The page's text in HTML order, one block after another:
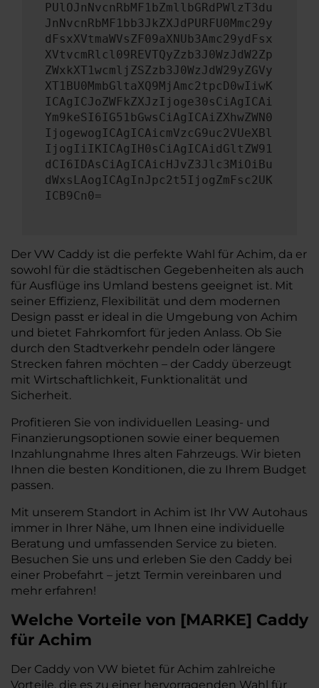
PUlOJnNvcnRbMF1bZmllbGRdPWlzT3du
JnNvcnRbMF1bb3JkZXJdPURFU0Mmc29y
dFsxXVtmaWVsZF09aXNUb3Amc29ydFsx
XVtvcmRlcl09REVTQyZzb3J0WzJdW2Zp
ZWxkXT1wcmljZSZzb3J0WzJdW29yZGVy
XT1BU0MmbGltaXQ9MjAmc2tpcD0wIiwK
ICAgICJoZWFkZXJzIjoge30sCiAgICAi
Ym9keSI6IG51bGwsCiAgICAiZXhwZWN0
IjogewogICAgICAicmVzcG9uc2VUeXBl
IjogIiIKICAgIH0sCiAgICAidGltZW91
dCI6IDAsCiAgICAicHJvZ3Jlc3MiOiBu
dWxsLAogICAgInJpc2t5IjogZmFsc2UK
ICB9Cn0=
Der VW Caddy ist die perfekte Wahl für Achim, da er
sowohl für die städtischen Gegebenheiten als auch
für Ausflüge ins Umland bestens geeignet ist. Mit
seiner Effizienz, Flexibilität und dem modernen
Design passt er ideal in die Umgebung von Achim
und bietet Fahrkomfort für jeden Anlass. Ob Sie
durch den Stadtverkehr pendeln oder längere
Strecken fahren möchten – der Caddy überzeugt
mit Wirtschaftlichkeit, Funktionalität und
Sicherheit.
Profitieren Sie von individuellen Leasing- und
Finanzierungsoptionen sowie einer bequemen
Inzahlungnahme Ihres alten Fahrzeugs. Wir bieten
Ihnen die besten Konditionen, die zu Ihrem Budget
passen.
Mit unserem Standort in Achim ist Ihr VW Autohaus
immer in Ihrer Nähe, um Ihnen eine individuelle
Beratung und umfassenden Service zu bieten.
Besuchen Sie uns und erleben Sie den Caddy bei
einer Probefahrt – jetzt Termin vereinbaren und
mehr erfahren!
Welche Vorteile von [MARKE] Caddy
für Achim
Der Caddy von VW bietet für Achim zahlreiche
Vorteile, die es zu einer hervorragenden Wahl für